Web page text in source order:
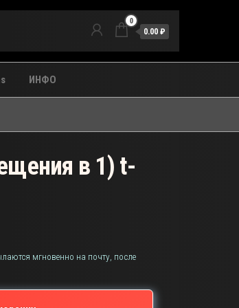
0
0.00 ₽
ИНФО
в 1) t-
мгновенно на почту, после